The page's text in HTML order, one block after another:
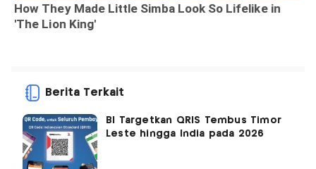
Berita Terkait
BI Targetkan QRIS Tembus Timor
Leste hingga India pada 2026